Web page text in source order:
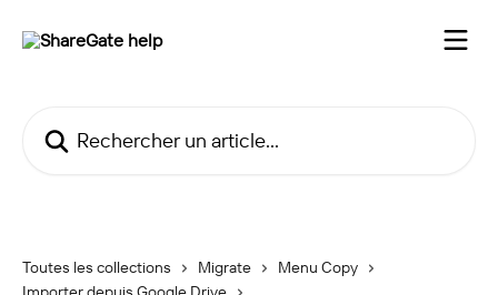
Toutes les collections Migrate
Menu Copy